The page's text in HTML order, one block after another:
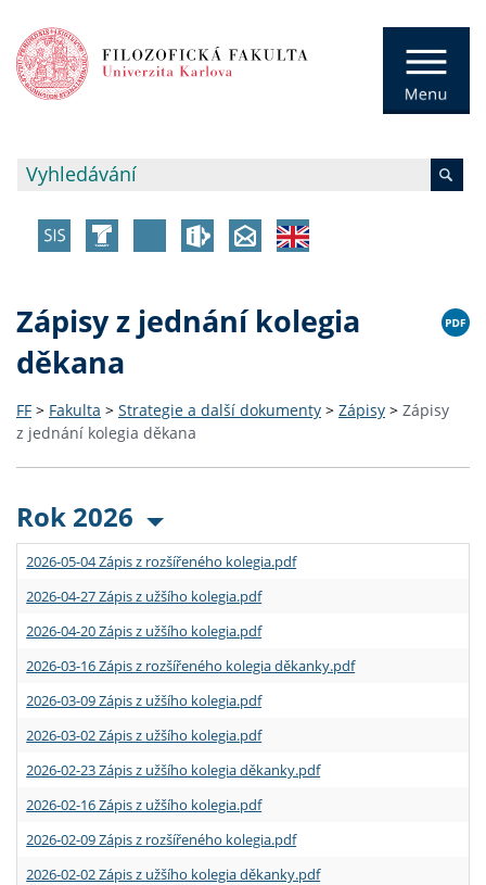
Zápisy z jednání kolegia
děkana
FF > Fakulta > Strategie a další dokumenty > Zápisy > Zápisy
z jednání kolegia děkana
Rok 2026
2026-05-04 Zápis z rozšířeného kolegia.pdf
2026-04-27 Zápis z užšího kolegia.pdf
2026-04-20 Zápis z užšího kolegia.pdf
2026-03-16 Zápis z rozšířeného kolegia děkanky.pdf
2026-03-09 Zápis z užšího kolegia.pdf
2026-03-02 Zápis z užšího kolegia.pdf
2026-02-23 Zápis z užšího kolegia děkanky.pdf
2026-02-16 Zápis z užšího kolegia.pdf
2026-02-09 Zápis z rozšířeného kolegia.pdf
2026-02-02 Zápis z užšího kolegia děkanky.pdf